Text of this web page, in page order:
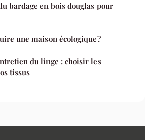
bardage en bois douglas pour
une maison écologique?
du linge : choisir les
tissus